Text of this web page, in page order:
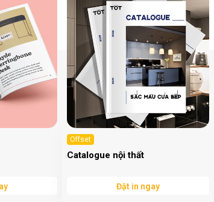
Offset
Catalogue nội thất
Đặt in ngay